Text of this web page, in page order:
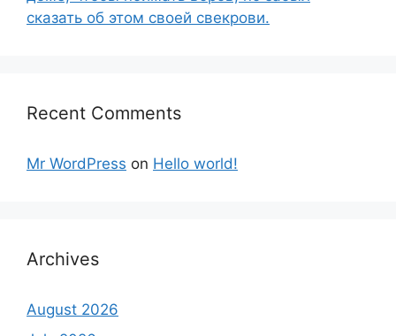
сказать об этом своей свекрови.
Recent Comments
Mr WordPress on Hello world!
Archives
August 2026